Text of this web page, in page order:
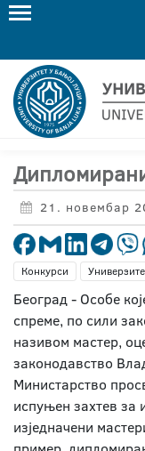
21. новембар
Конкурси
Београд - Особе
спреме, по сили
називом мастер,
законодавство
Министарство
испуњен захтев за
изједначени